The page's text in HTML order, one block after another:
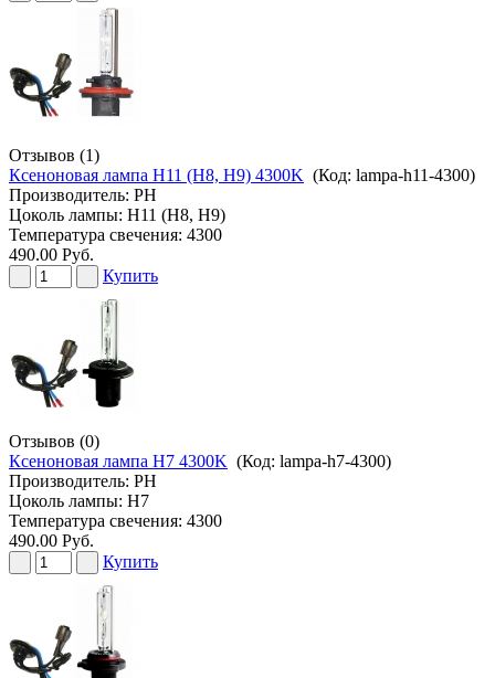
Отзывов (1)
Ксеноновая лампа H11 (H8, H9) 4300K (Код: lampa-h11-4300)
Производитель: PH
Цоколь лампы: H11 (H8, H9)
Температура свечения: 4300
490.00 Руб.
Купить
Отзывов (0)
Ксеноновая лампа H7 4300K (Код: lampa-h7-4300)
Производитель: PH
Цоколь лампы: H7
Температура свечения: 4300
490.00 Руб.
Купить